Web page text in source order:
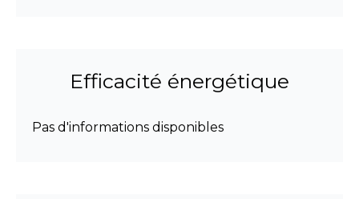
Efficacité énergétique
Pas d'informations disponibles